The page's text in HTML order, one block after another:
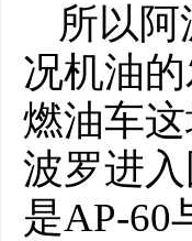
所以
况机油
燃油车
波罗进
是AP-60